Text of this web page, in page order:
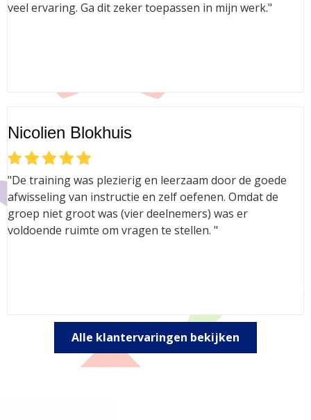
veel ervaring. Ga dit zeker toepassen in mijn werk."
Nicolien Blokhuis
"De training was plezierig en leerzaam door de goede
afwisseling van instructie en zelf oefenen. Omdat de
groep niet groot was (vier deelnemers) was er
voldoende ruimte om vragen te stellen. "
Alle klantervaringen bekijken